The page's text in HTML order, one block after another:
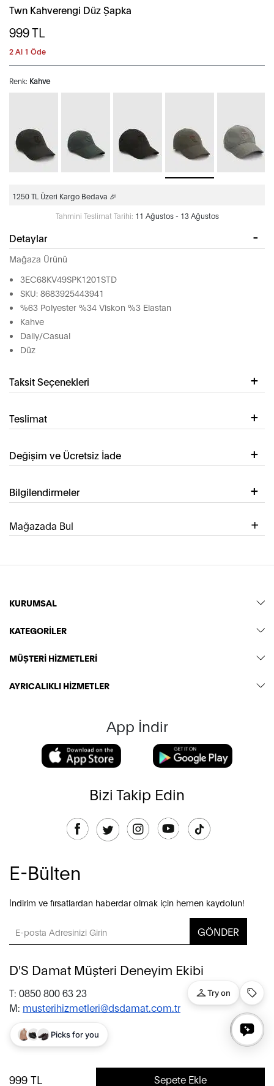
Twn Kahverengi Düz Şapka
999TL
2 Al 1 Öde
Renk: Kahve
1250 TL Üzeri Kargo Bedava 🎉
999 TL Sepete Ekle
Tahmini Teslimat Tarihi: 11 Ağustos - 13 Ağustos
Detaylar
Mağaza Ürünü
3EC68KV49SPK1201STD
SKU: 8683925443941
%63 Polyester %34 Viskon %3 Elastan
Kahve
Daily/Casual
Düz
Taksit Seçenekleri
Teslimat
Değişim ve Ücretsiz İade
Bilgilendirmeler
Mağazada Bul
KURUMSAL
KATEGORİLER
MÜŞTERİ HİZMETLERİ
AYRICALIKLI HİZMETLER
App İndir
Bizi Takip Edin
E-Bülten
İndirim ve fırsatlardan haberdar olmak için hemen kaydolun!
GÖNDER
D'S Damat Müşteri Deneyim Ekibi
T: 0850 800 63 23
M: musterihizmetleri@dsdamat.com.tr
© 2020 D’S Damat, bütün hakları saklıdır.